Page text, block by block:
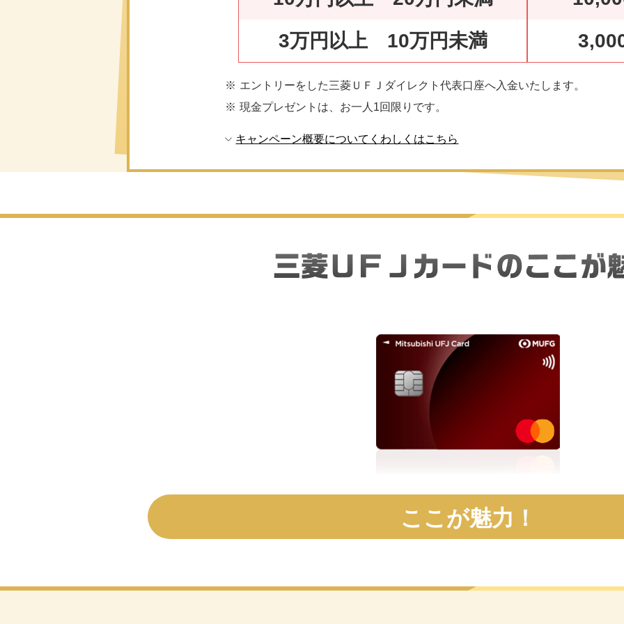
3万円以上 10万円未満
エントリーをした三菱ＵＦＪダイレクト代表口座へ入金いたします。
現金プレゼントは、お一人1回限りです。
キャンペーン概要についてくわしくはこちら
ここが魅力！
point01